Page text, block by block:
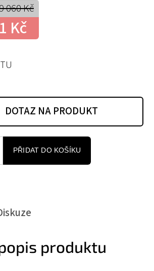
060 Kč
Kč
DOTAZ NA PRODUKT
PŘIDAT DO KOŠÍKU
produktu